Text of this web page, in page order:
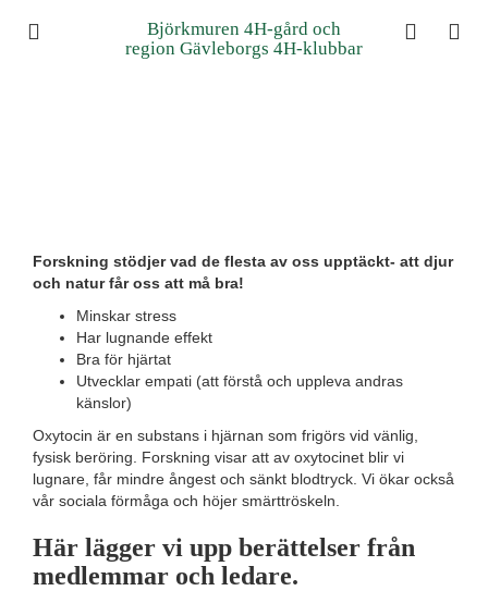
Björkmuren 4H-gård och
region Gävleborgs 4H-klubbar
Forskning stödjer vad de flesta av oss upptäckt- att djur
och natur får oss att må bra!
Minskar stress
Har lugnande effekt
Bra för hjärtat
Utvecklar empati (att förstå och uppleva andras
känslor)
Oxytocin är en substans i hjärnan som frigörs vid vänlig,
fysisk beröring. Forskning visar att av oxytocinet blir vi
lugnare, får mindre ångest och sänkt blodtryck. Vi ökar också
vår sociala förmåga och höjer smärttröskeln.
Här lägger vi upp berättelser från
medlemmar och ledare.